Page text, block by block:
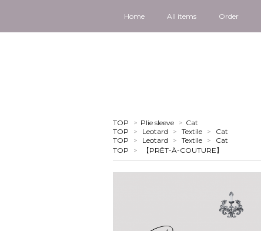
Home All items Order
TOP > Plie sleeve > Cat
TOP
> Leotard > Textile >
Cat
TOP
> Leotard > Textile >
Cat
TOP
> 【PRÊT-À-COUTURE】